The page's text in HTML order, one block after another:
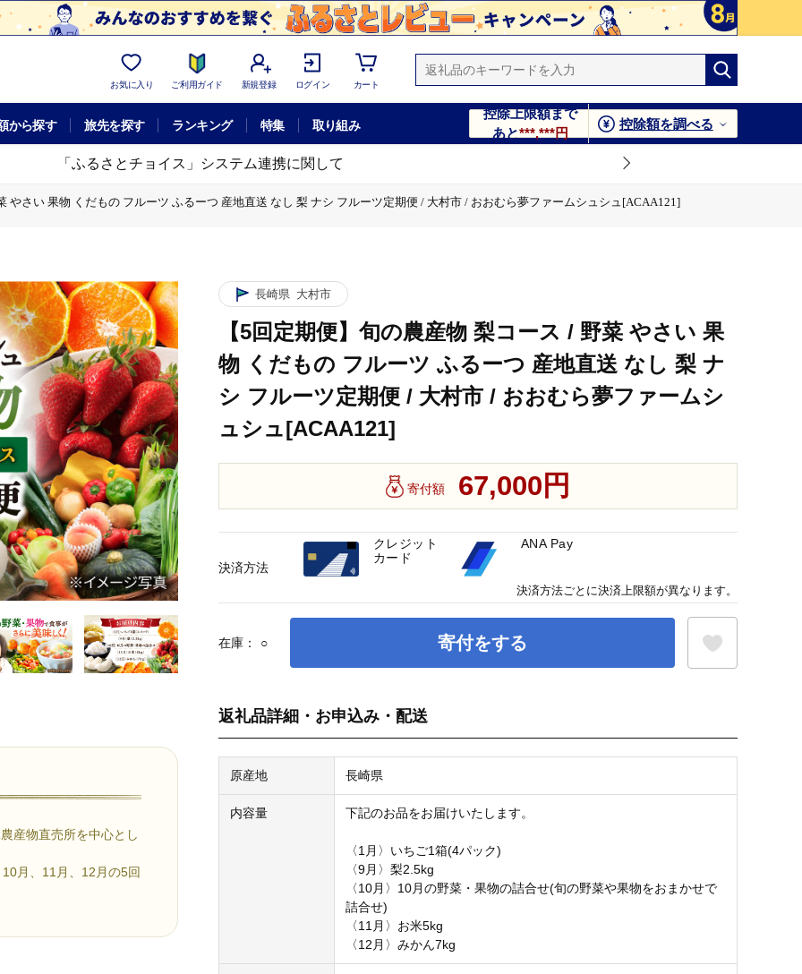
お気に入り ご利用ガイド 新規登録 ログイン カート
から探す 旅先を探す ランキング 特集 取り組み
控除上限額まで
あと***,***円
控除額を調べる
「ふるさとチョイス」システム連携に関して
やさい 果物 くだもの フルーツ ふるーつ 産地直送 なし 梨 ナシ フルーツ定期便 / 大村市 / おおむら夢ファームシュシュ[ACAA121]
産物直売所を中心とし
月、11月、12月の5回
長崎県 大村市
【5回定期便】旬の農産物 梨コース / 野菜 やさい 果
物 くだもの フルーツ ふるーつ 産地直送 なし 梨 ナ
シ フルーツ定期便 / 大村市 / おおむら夢ファームシ
ュシュ[ACAA121]
寄付額 67,000円
在庫： ○ 寄付をする
返礼品詳細・お申込み・配送
原産地 長崎県
内容量 下記のお品をお届けいたします。
〈1月〉いちご1箱(4パック)
〈9月〉梨2.5kg
〈10月〉10月の野菜・果物の詰合せ(旬の野菜や果物をおまかせで
詰合せ)
〈11月〉お米5kg
〈12月〉みかん7kg
決済方法
クレジット
カード
ANA Pay
決済方法ごとに決済上限額が異なります。